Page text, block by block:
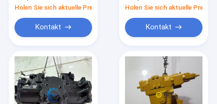
Holen Sie sich aktuelle Preis
Kontakt
Holen Sie sich aktuelle Preis
Kontakt